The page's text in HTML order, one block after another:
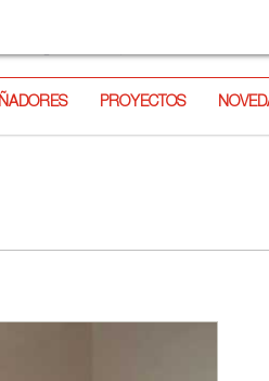
PROYECTOS